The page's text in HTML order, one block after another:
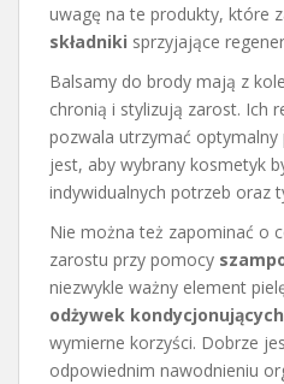
uwagę na te produkty, które
składniki sprzyjające
Balsamy do brody mają z
chronią i stylizują zarost. Ich
pozwala utrzymać optymalny
jest, aby wybrany kosmetyk
indywidualnych potrzeb oraz
Nie można też zapominać o
zarostu przy pomocy
niezwykle ważny element
odżywek kondycjonujących
wymierne korzyści. Dobrze
odpowiednim nawodnieniu